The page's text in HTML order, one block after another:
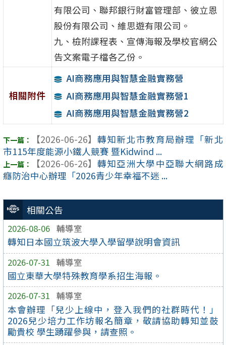
相關公告
2026-08-06 輔導室
轉知日本國立筑波大學入學留學說明會資訊
2026-07-31 輔導室
國立東華大學特殊教育學系招生海報。
2026-07-31 輔導室
本會辦理「兒少上線中，登入我們的社群時代！」
2026兒少培力工作坊報名簡章，敬請協助轉知並鼓
勵貴校 學生踴躍參與，請查照。
有限公司、聯邦銀行財富管理部、彼立恩
股份有限公司、維思遊有限公司。
九、檢附課程表、宣傳海報及學校官網公
告文案電子檔各乙份。
相關附件
AI商務應用與智慧金融實務營
AI商務應用與智慧金融實務營1
AI商務應用與智慧金融實務營2
【2026-06-26】 轉知新北市教育局辦理「新北
市115年度能源小鐵人競賽 暨Kidwind ...
【2026-06-26】 轉知亞洲大學中亞聯大網路成
癮防治中心辦理「2026青少年幸福不迷 ...